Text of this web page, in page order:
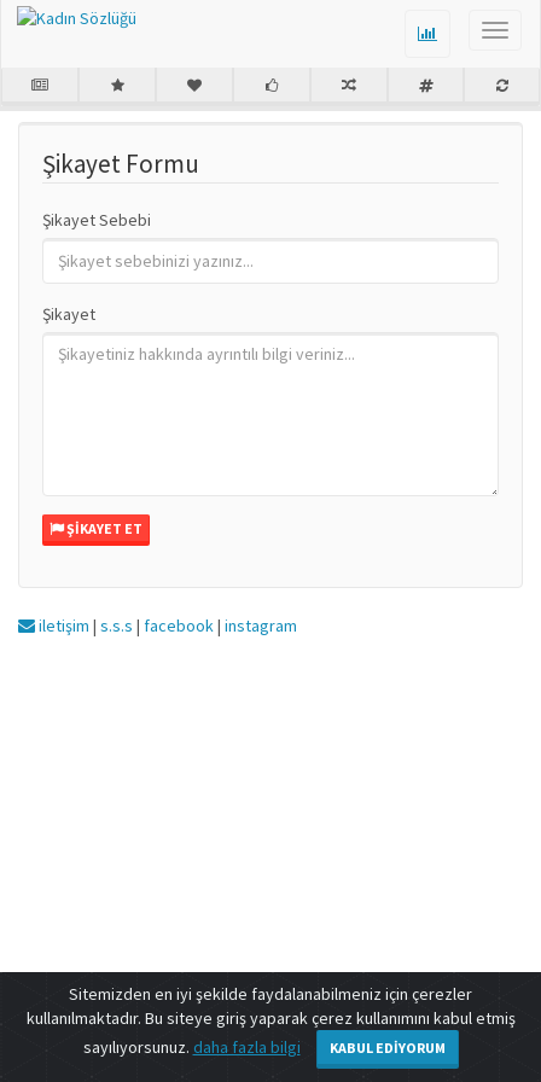
Sitemizden en iyi şekilde faydalanabilmeniz için çerezler
kullanılmaktadır. Bu siteye giriş yaparak çerez kullanımını kabul etmiş
sayılıyorsunuz. daha fazla bilgi KABUL EDIYORUM
Şikayet Formu
Şikayet Sebebi
Şikayet
ŞIKAYET ET
iletişim | s.s.s | facebook| instagram